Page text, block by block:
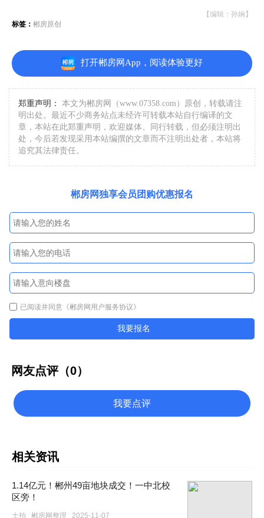
【编辑：孙娴】
标签： 郴房原创
打开郴房网App，阅读体验更好
郑重声明：
本文为郴房网（www.07358.com）原创，转载请注
明出处。最近不少商务站点未经许可转载本站自行编译的文
章，本站在此郑重声明，欢迎媒体、同行转载，但必须注明出
处，今后若发现采用本站编撰的文章而不注明出处者，本站将
追究其法律责任。
郴房网独享会员团购优惠报名
已阅读并同意 《郴房网用户服务协议》
我要报名
网友点评（0）
我要点评
相关资讯
1.14亿元！郴州49亩地块成交！一中北校
区旁！
土拍 郴房网整理 2025-11-07